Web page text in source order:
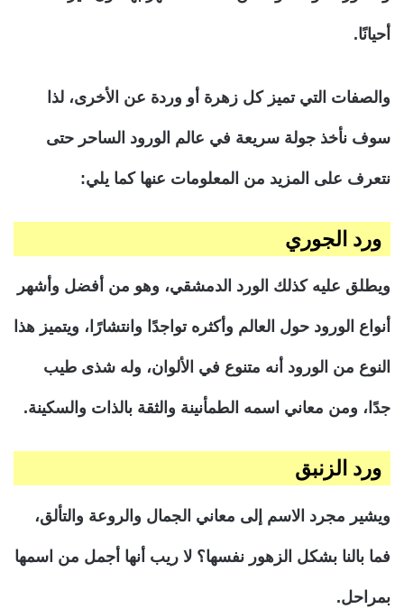
أحيانًا.
والصفات التي تميز كل زهرة أو وردة عن الأخرى، لذا
سوف نأخذ جولة سريعة في عالم الورود الساحر حتى
نتعرف على المزيد من المعلومات عنها كما يلي:
ورد الجوري
ويطلق عليه كذلك الورد الدمشقي، وهو من أفضل وأشهر
أنواع الورود حول العالم وأكثره تواجدًا وانتشارًا، ويتميز هذا
النوع من الورود أنه متنوع في الألوان، وله شذى طيب
جدًا، ومن معاني اسمه الطمأنينة والثقة بالذات والسكينة.
ورد الزنبق
ويشير مجرد الاسم إلى معاني الجمال والروعة والتألق،
فما بالنا بشكل الزهور نفسها؟ لا ريب أنها أجمل من اسمها
بمراحل.